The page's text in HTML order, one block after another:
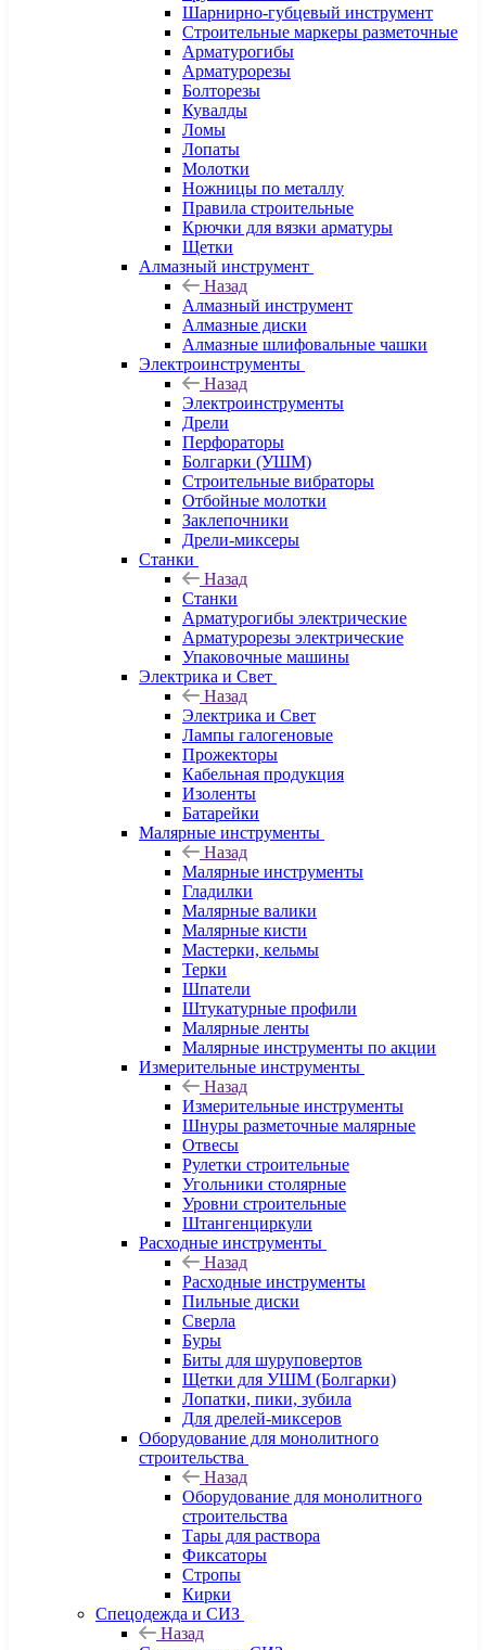
Шарнирно-губцевый инструмент
Строительные маркеры разметочные
Арматурогибы
Арматурорезы
Болторезы
Кувалды
Ломы
Лопаты
Молотки
Ножницы по металлу
Правила строительные
Крючки для вязки арматуры
Щетки
Алмазный инструмент
Назад
Алмазный инструмент
Алмазные диски
Алмазные шлифовальные чашки
Электроинструменты
Назад
Электроинструменты
Дрели
Перфораторы
Болгарки (УШМ)
Строительные вибраторы
Отбойные молотки
Заклепочники
Дрели-миксеры
Станки
Назад
Станки
Арматурогибы электрические
Арматурорезы электрические
Упаковочные машины
Электрика и Свет
Назад
Электрика и Свет
Лампы галогеновые
Прожекторы
Кабельная продукция
Изоленты
Батарейки
Малярные инструменты
Назад
Малярные инструменты
Гладилки
Малярные валики
Малярные кисти
Мастерки, кельмы
Терки
Шпатели
Штукатурные профили
Малярные ленты
Малярные инструменты по акции
Измерительные инструменты
Назад
Измерительные инструменты
Шнуры разметочные малярные
Отвесы
Рулетки строительные
Угольники столярные
Уровни строительные
Штангенциркули
Расходные инструменты
Назад
Расходные инструменты
Пильные диски
Сверла
Буры
Биты для шуруповертов
Щетки для УШМ (Болгарки)
Лопатки, пики, зубила
Для дрелей-миксеров
Оборудование для монолитного
строительства
Назад
Оборудование для монолитного
строительства
Тары для раствора
Фиксаторы
Стропы
Кирки
Спецодежда и СИЗ
Назад